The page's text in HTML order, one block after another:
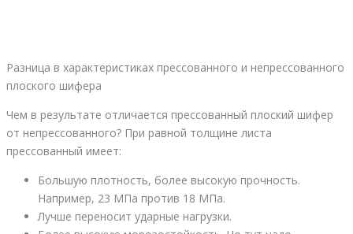
Разница в характеристиках прессованного и непрессованного
плоского шифера
Чем в результате отличается прессованный плоский шифер
от непрессованного? При равной толщине листа
прессованный имеет:
Большую плотность, более высокую прочность.
Например, 23 МПа против 18 МПа.
Лучше переносит ударные нагрузки.